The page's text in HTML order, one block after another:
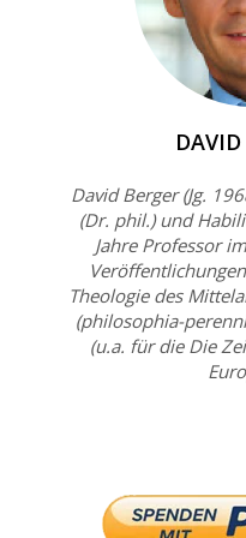
DAVID
David Berger (Jg.
(Dr. phil.) und
Jahre Professor
Theologie des
(philosophia-
(u.a. für die Die